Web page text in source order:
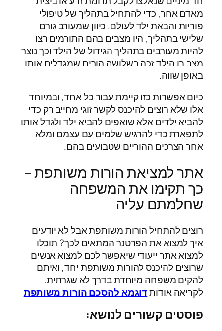
מאדם אחר, כדי להתחיל בתהליך של טיפולי
פוריות והבאת ילד לעולם. כיוון שמעורב גורם
שלישי בתהליך, היו מצבים בהם התורמים רצו
להיות מעורבים בתהליך הגידול של הילד וכך נוצר
מצב בו הילד זכה בשלושה הורים שמגדלים אותו
באופן שווה.
כיום אפשרות כזו קיימת עבור כל אחד, ובמיוחד
אלו שלא רוצים להיכנס לקשר זוגי מחייב רק כדי
להביא ילדים אלא שואפים להביא ילד ולגדל אותו
לתפארת כדי להרגיש שלמים עם עצמם ומלא
אחר הצרכים ההוריים שטבועים בהם.
אתר למציאת הורות משותפת –
כך תקימו את המשפחה
שחלמתם עליה
רוצים להתחיל הורות משותפת אבל לא יודעים
איך למצוא את הפרטנר המתאים לכך? תוכלו
למצוא אתר ייעודי שיאפשר לכם למצוא אנשים
שרוצים להיכנס להורות משותפת יחד, ואיתם
להקים משפחה מיוחדת בדרך לא שגרתית.
לקריאה אודותדוגמא להסכם הורות משותפת
פוסטים קשורים לנושא: